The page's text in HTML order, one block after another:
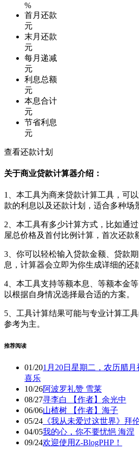
%
首月还款
元
末月还款
元
每月递减
元
利息总额
元
本息合计
元
节省利息
元
查看还款计划
关于商业贷款计算器介绍：
1、本工具为商来贷款计算工具，可
款的利息以及还款计划，适合多种场
2、本工具有多少计算方式，比如通
屋总价格及首付比例计算，首次还款
3、你可以轻松输入贷款金额、贷款
息，计算器会立即为你生成详细的还
4、本工具支持等额本息、等额本金
以根据自身情况选择最合适的方案。
5、工具计算结果可能与专业计算工
参考为主。
推荐阅读
01/201月20日星期二，农历腊
喜乐
10/26阿波罗礼赞 雪莱
08/27寻李白 【作者】余光中
06/06山楂树 【作者】海子
05/24 《我从未爱过这世界》拜
04/05我的心，你不要忧悒 海涅
09/24欢迎使用Z-BlogPHP！